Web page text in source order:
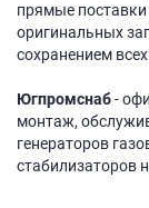
прямые поставки
оригинальных
сохранением
Югпромснаб-
монтаж,
генераторов
стабилизаторов